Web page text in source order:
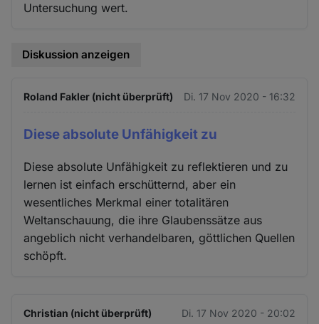
Untersuchung wert.
Diskussion anzeigen
Roland Fakler (nicht überprüft) Di. 17 Nov 2020 - 16:32
Diese absolute Unfähigkeit zu
Diese absolute Unfähigkeit zu reflektieren und zu
lernen ist einfach erschütternd, aber ein
wesentliches Merkmal einer totalitären
Weltanschauung, die ihre Glaubenssätze aus
angeblich nicht verhandelbaren, göttlichen Quellen
schöpft.
Christian (nicht überprüft) Di. 17 Nov 2020 - 20:02